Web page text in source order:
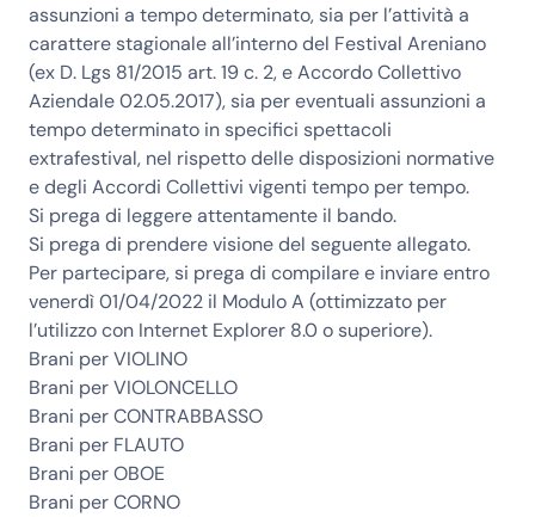
assunzioni a tempo determinato, sia per l’attività a
carattere stagionale all’interno del Festival Areniano
(ex D. Lgs 81/2015 art. 19 c. 2, e Accordo Collettivo
Aziendale 02.05.2017), sia per eventuali assunzioni a
tempo determinato in specifici spettacoli
extrafestival, nel rispetto delle disposizioni normative
e degli Accordi Collettivi vigenti tempo per tempo.
Si prega di leggere attentamente il bando.
Si prega di prendere visione del seguenteallegato.
Per partecipare, si prega di compilare e inviare entro
venerdì 01/04/2022 il Modulo A (ottimizzato per
l’utilizzo con Internet Explorer 8.0 o superiore).
Brani per VIOLINO
Brani per VIOLONCELLO
Brani per CONTRABBASSO
Brani per FLAUTO
Brani per OBOE
Brani per CORNO